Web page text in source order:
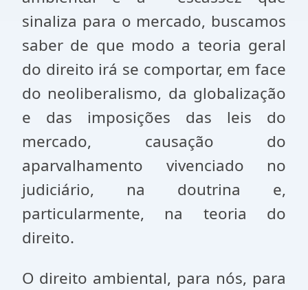
sinaliza para o mercado, buscamos
saber de que modo a teoria geral
do direito irá se comportar, em face
do neoliberalismo, da globalização
e das imposições das leis do
mercado, causação do
aparvalhamento vivenciado no
judiciário, na doutrina e,
particularmente, na teoria do
direito.
O direito ambiental, para nós, para